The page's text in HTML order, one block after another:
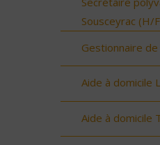
Sousceyrac (H/
Gestionnaire
Aide à domicile
Aide à domicile